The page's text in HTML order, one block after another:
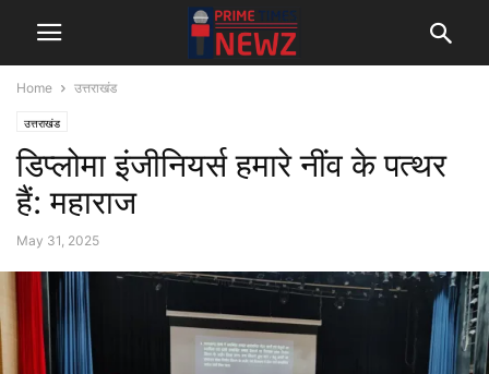
Home उत्तराखंड
उत्तराखंड
डिप्लोमा इंजीनियर्स हमारे नींव के पत्थर
हैं: महाराज
May 31, 2025